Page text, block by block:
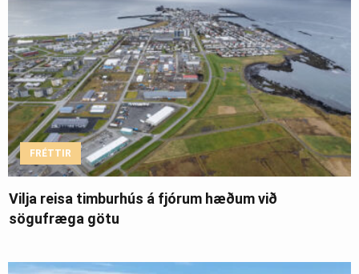
FRÉTTIR
Vilja reisa timburhús á fjórum hæðum við
sögufræga götu